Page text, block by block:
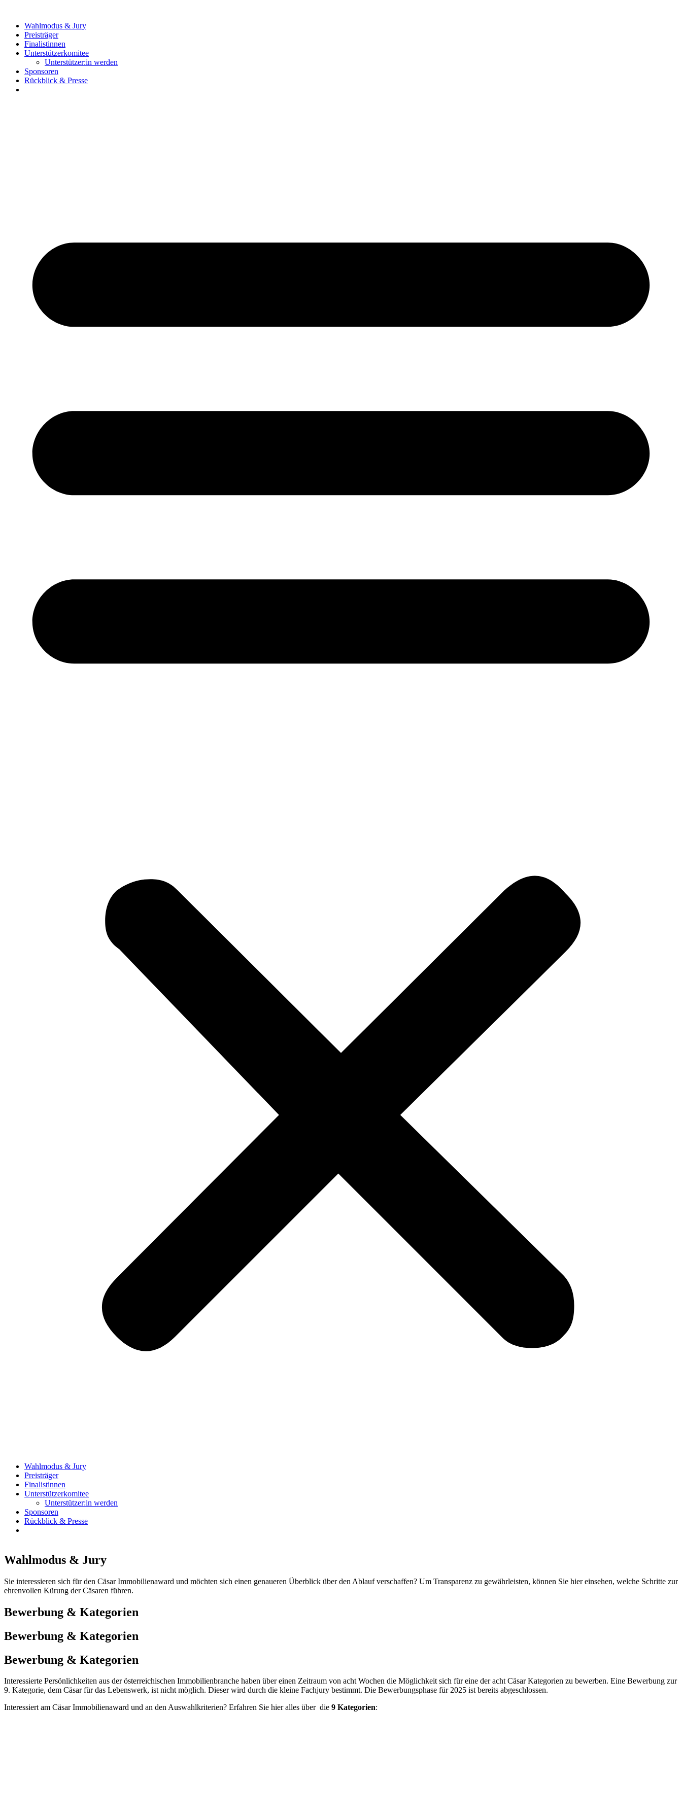
wechselnWahlmodus & Jury
Preisträger
Finalistinnen
Unterstützerkomitee
Unterstützer:in werden
Sponsoren
Rückblick & Presse
Wahlmodus & Jury
Preisträger
Finalistinnen
Unterstützerkomitee
Unterstützer:in werden
Sponsoren
Rückblick & Presse
Wahlmodus & Jury
Sie interessieren sich für den Cäsar Immobilienaward und möchten sich einen genaueren Überblick über den Ablauf verschaffen? Um Transparenz zu gewährleisten, können Sie hier einsehen, welche Schritte zur
ehrenvollen Kürung der Cäsaren führen.
Bewerbung & Kategorien
Bewerbung & Kategorien
Bewerbung & Kategorien
Interessierte Persönlichkeiten aus der österreichischen Immobilienbranche haben über einen Zeitraum von acht Wochen die Möglichkeit sich für eine der acht Cäsar Kategorien zu bewerben. Eine Bewerbung zur
9. Kategorie, dem Cäsar für das Lebenswerk, ist nicht möglich. Dieser wird durch die kleine Fachjury bestimmt. Die Bewerbungsphase für 2025 ist bereits abgeschlossen.
Interessiert am Cäsar Immobilienaward und an denAuswahlkriterien? Erfahren Sie hier alles über die 9 Kategorien: